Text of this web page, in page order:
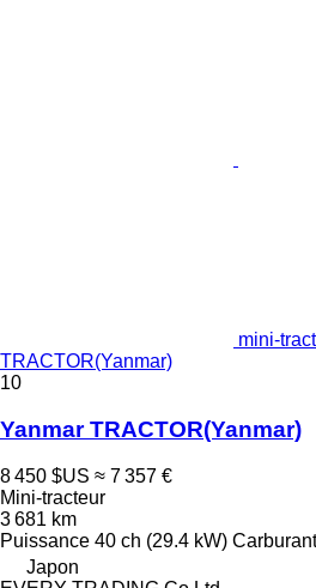
mini-
TRACTOR(Yanmar)
10
Yanmar TRACTOR(Yanmar)
8 450 $US ≈ 7 357 €
Mini-tracteur
3 681 km
Puissance 40 ch (29.4 kW) Carburant
Japon